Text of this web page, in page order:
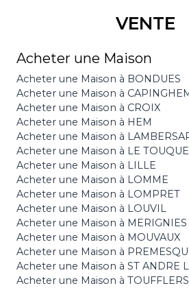
VENTE
Acheter une Maison
Acheter une Maison à BONDUES
Acheter une Maison à
Acheter une Maison à CROIX
Acheter une Maison à HEM
Acheter une Maison à
Acheter une Maison à LE
Acheter une Maison à LILLE
Acheter une Maison à LOMME
Acheter une Maison à LOMPRET
Acheter une Maison à LOUVIL
Acheter une Maison à MERIGNIES
Acheter une Maison à MOUVAUX
Acheter une Maison à
Acheter une Maison à ST ANDRE
Acheter une Maison à TOUFFLERS